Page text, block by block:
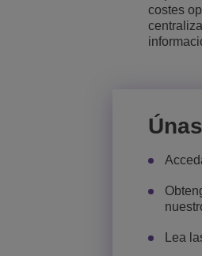
costes
Lea